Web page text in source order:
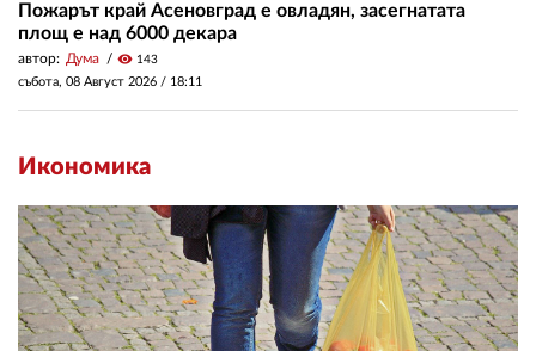
Пожарът край Асеновград е овладян, засегнатата
площ е над 6000 декара
автор: Дума visibility 143
събота, 08 Август 2026 / 18:11
Икономика